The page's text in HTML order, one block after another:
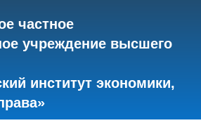
частное
учреждение высшего
институт экономики,